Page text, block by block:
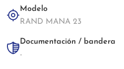
Modelo
RAND MANA 23
Documentación / bandera
-